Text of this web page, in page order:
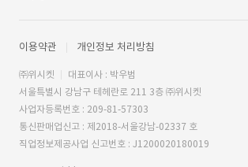
이용약관 개인정보 처리방침
㈜위시켓
대표이사 : 박우범
서울특별시 강남구 테헤란로 211 3층 ㈜위시켓
사업자등록번호 : 209-81-57303
통신판매업신고 : 제2018-서울강남-02337 호
직업정보제공사업 신고번호 : J1200020180019